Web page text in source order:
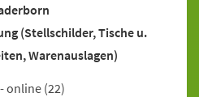
(Stellschilder, Tische u.
Warenauslagen)
online (22)